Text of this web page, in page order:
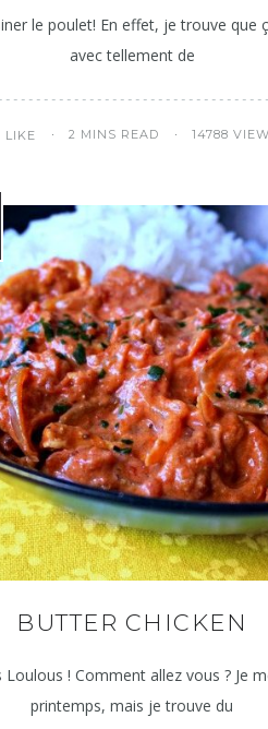
le poulet! En effet, je trouve que
avec tellement de
LIKE 2 MINS READ 14788
BUTTER CHICKEN
! Comment allez vous ? Je
printemps, mais je trouve du